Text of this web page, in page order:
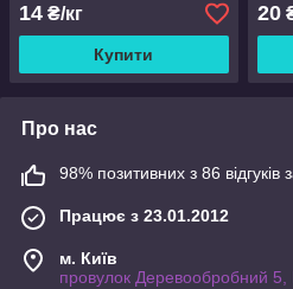
14 ₴/кг
Купити
20
Про нас
98% позитивних з 86 відгуків
Працює з 23.01.2012
м. Київ
провулок Деревообробний 5,